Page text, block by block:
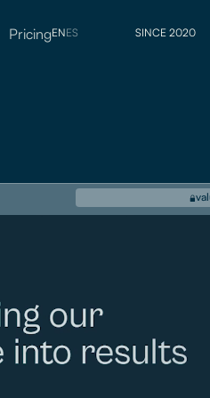
PricingENES SINCE 2020